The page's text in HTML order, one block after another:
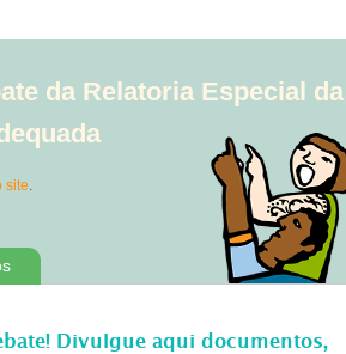
da Relatoria Especial da
site.
Divulgue aqui documentos,